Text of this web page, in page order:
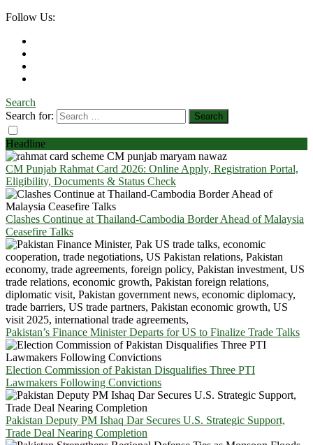
Follow Us:
Search
Search for:
Headline
CM Punjab Rahmat Card 2026: Online Apply, Registration Portal,
Eligibility, Documents & Status Check
Clashes Continue at Thailand-Cambodia Border Ahead of Malaysia
Ceasefire Talks
Pakistan’s Finance Minister Departs for US to Finalize Trade Talks
Election Commission of Pakistan Disqualifies Three PTI
Lawmakers Following Convictions
Pakistan Deputy PM Ishaq Dar Secures U.S. Strategic Support,
Trade Deal Nearing Completion